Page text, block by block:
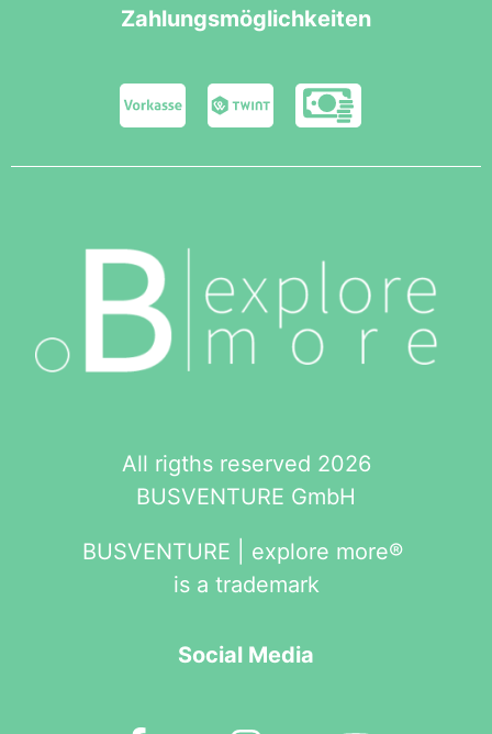
Zahlungsmöglichkeiten
All rigths reserved 2026
BUSVENTURE GmbH
BUSVENTURE | explore more®
is a trademark
Social Media